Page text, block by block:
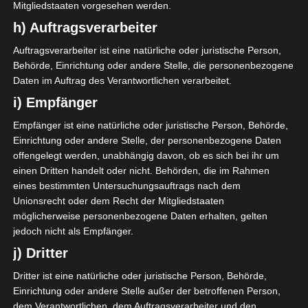
# Team
1
Espoir Sportif de
Hammam Sousse (ESHS)
2
Club Sportif de Hammam-
Lif (CSHL)
26 22 51
3
Union Sportive de
Tataouine (UST)
4 Sfax Railways Sports (SRS) 26 9 46
5
Sporting Club de Ben
Arous (SCBA)
26 11 34
6
Océano Club de
Kerkennah (OCK)
26 0
7
Croissant Sportif
Chebbien (CSC)
26 -4 33
8
9
Croissant sportif de
M'saken (CSM)
26 -5 31
Mitgliedstaaten vorgesehen werden.
h) Auftragsverarbeiter
Auftragsverarbeiter ist eine natürliche oder juristische Person,
Behörde, Einrichtung oder andere Stelle, die personenbezogene
Daten im Auftrag des Verantwortlichen verarbeitet.
i) Empfänger
Empfänger ist eine natürliche oder juristische Person, Behörde,
Einrichtung oder andere Stelle, der personenbezogene Daten
offengelegt werden, unabhängig davon, ob es sich bei ihr um
einen Dritten handelt oder nicht. Behörden, die im Rahmen
eines bestimmten Untersuchungsauftrags nach dem
Unionsrecht oder dem Recht der Mitgliedstaaten
möglicherweise personenbezogene Daten erhalten, gelten
jedoch nicht als Empfänger.
j) Dritter
Dritter ist eine natürliche oder juristische Person, Behörde,
Einrichtung oder andere Stelle außer der betroffenen Person,